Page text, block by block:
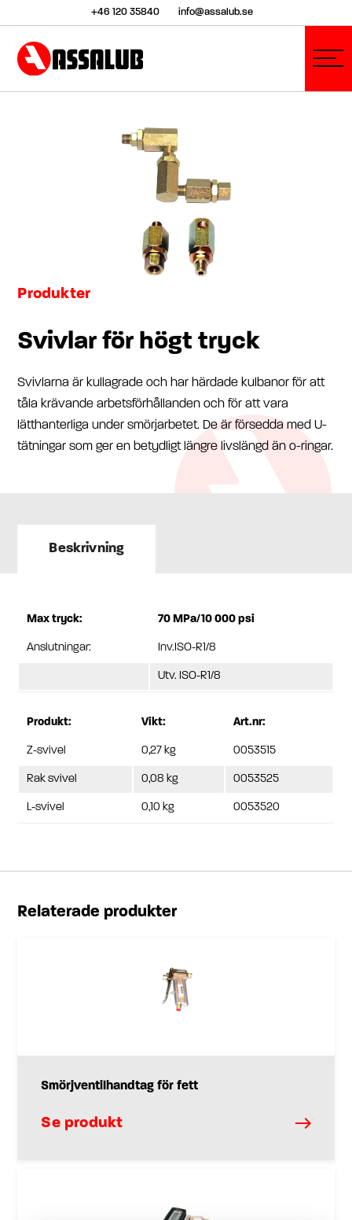
+46 120 35840 info@assalub.se
Produkter
Svivlar för högt tryck
Svivlarna är kullagrade och har härdade kulbanor för att
tåla krävande arbetsförhållanden och för att vara
lätthanterliga under smörjarbetet. De är försedda med U-
tätningar som ger en betydligt längre livslängd än o-ringar.
Beskrivning
Max tryck: 70 MPa/10 000 psi
Anslutningar: Inv.ISO-R1/8
Utv. ISO-R1/8
Produkt: Vikt: Art.nr:
Z-svivel 0,27 kg 0053515
Rak svivel 0,08 kg 0053525
L-svivel 0,10 kg 0053520
Relaterade produkter
Smörjventilhandtag för fett
Se produkt